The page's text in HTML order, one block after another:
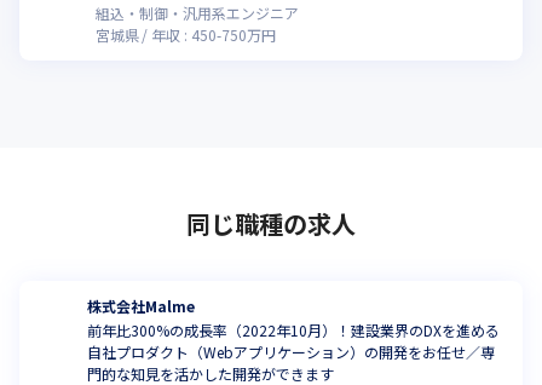
組込・制御・汎用系エンジニア
宮城県
年収 : 450-750万円
同じ職種の求人
株式会社Malme
前年比300%の成長率（2022年10月）！建設業界のDXを進める
自社プロダクト（Webアプリケーション）の開発をお任せ／専
門的な知見を活かした開発ができます